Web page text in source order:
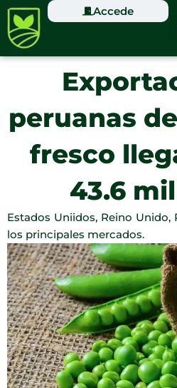
contenido
Accede
peruanas
fresco
43.6
Estados Uniidos, Reino Unido,
los principales mercados.